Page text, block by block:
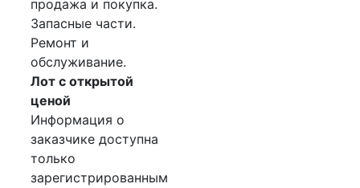
продажа и покупка.
Запасные части.
Ремонт и
обслуживание.
Лот с открытой
ценой
Информация о
заказчике доступна
только
зарегистрированным